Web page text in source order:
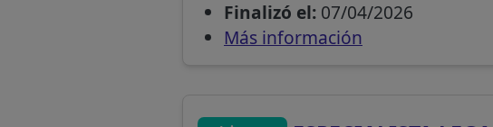
Finalizó el:07/04/2026
Más información